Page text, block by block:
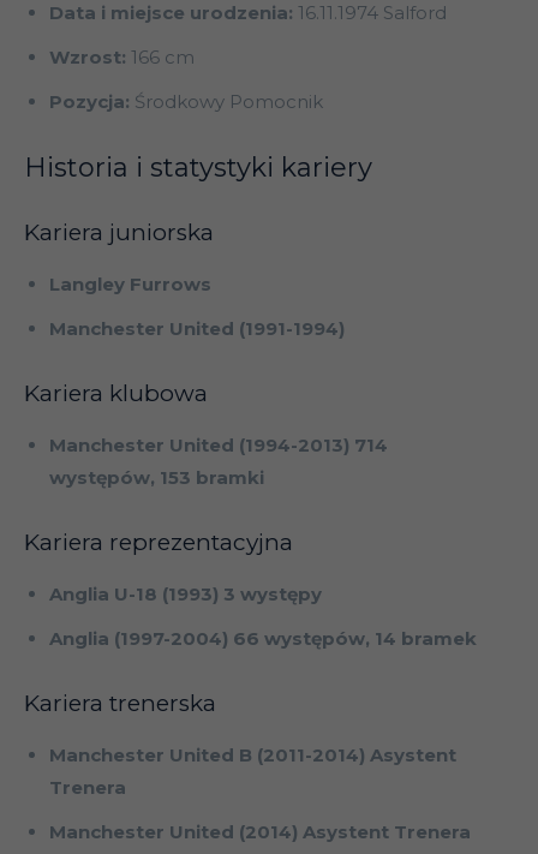
Data i miejsce urodzenia: 16.11.1974 Salford
Wzrost: 166 cm
Pozycja: Środkowy Pomocnik
Historia i statystyki kariery
Kariera juniorska
Langley Furrows
Manchester United (1991-1994)
Kariera klubowa
Manchester United (1994-2013) 714
występów, 153 bramki
Kariera reprezentacyjna
Anglia U-18 (1993) 3 występy
Anglia (1997-2004) 66 występów, 14 bramek
Kariera trenerska
Manchester United B (2011-2014) Asystent
Trenera
Manchester United (2014) Asystent Trenera